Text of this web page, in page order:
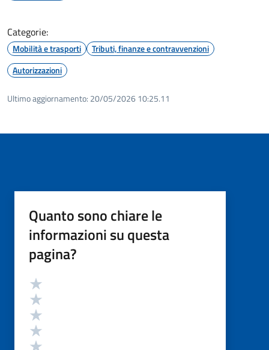
Categorie:
Mobilità e trasporti
Tributi, finanze e contravvenzioni
Autorizzazioni
Ultimo aggiornamento: 20/05/2026 10:25.11
Quanto sono chiare le
informazioni su questa
pagina?
Valutazione